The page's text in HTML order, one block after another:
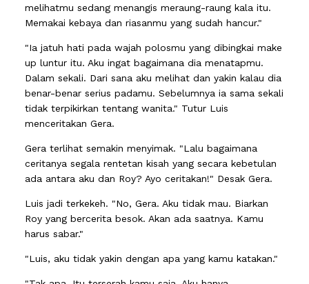
melihatmu sedang menangis meraung-raung kala itu.
Memakai kebaya dan riasanmu yang sudah hancur."
"Ia jatuh hati pada wajah polosmu yang dibingkai make
up luntur itu. Aku ingat bagaimana dia menatapmu.
Dalam sekali. Dari sana aku melihat dan yakin kalau dia
benar-benar serius padamu. Sebelumnya ia sama sekali
tidak terpikirkan tentang wanita." Tutur Luis
menceritakan Gera.
Gera terlihat semakin menyimak. "Lalu bagaimana
ceritanya segala rentetan kisah yang secara kebetulan
ada antara aku dan Roy? Ayo ceritakan!" Desak Gera.
Luis jadi terkekeh. "No, Gera. Aku tidak mau. Biarkan
Roy yang bercerita besok. Akan ada saatnya. Kamu
harus sabar."
"Luis, aku tidak yakin dengan apa yang kamu katakan."